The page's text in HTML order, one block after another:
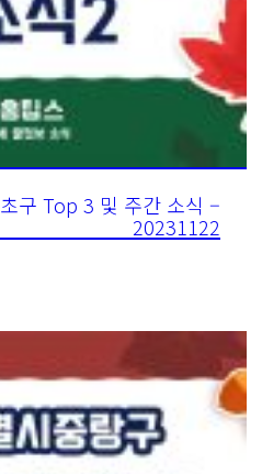
구 Top 3 및 주간 소식 –
20231122